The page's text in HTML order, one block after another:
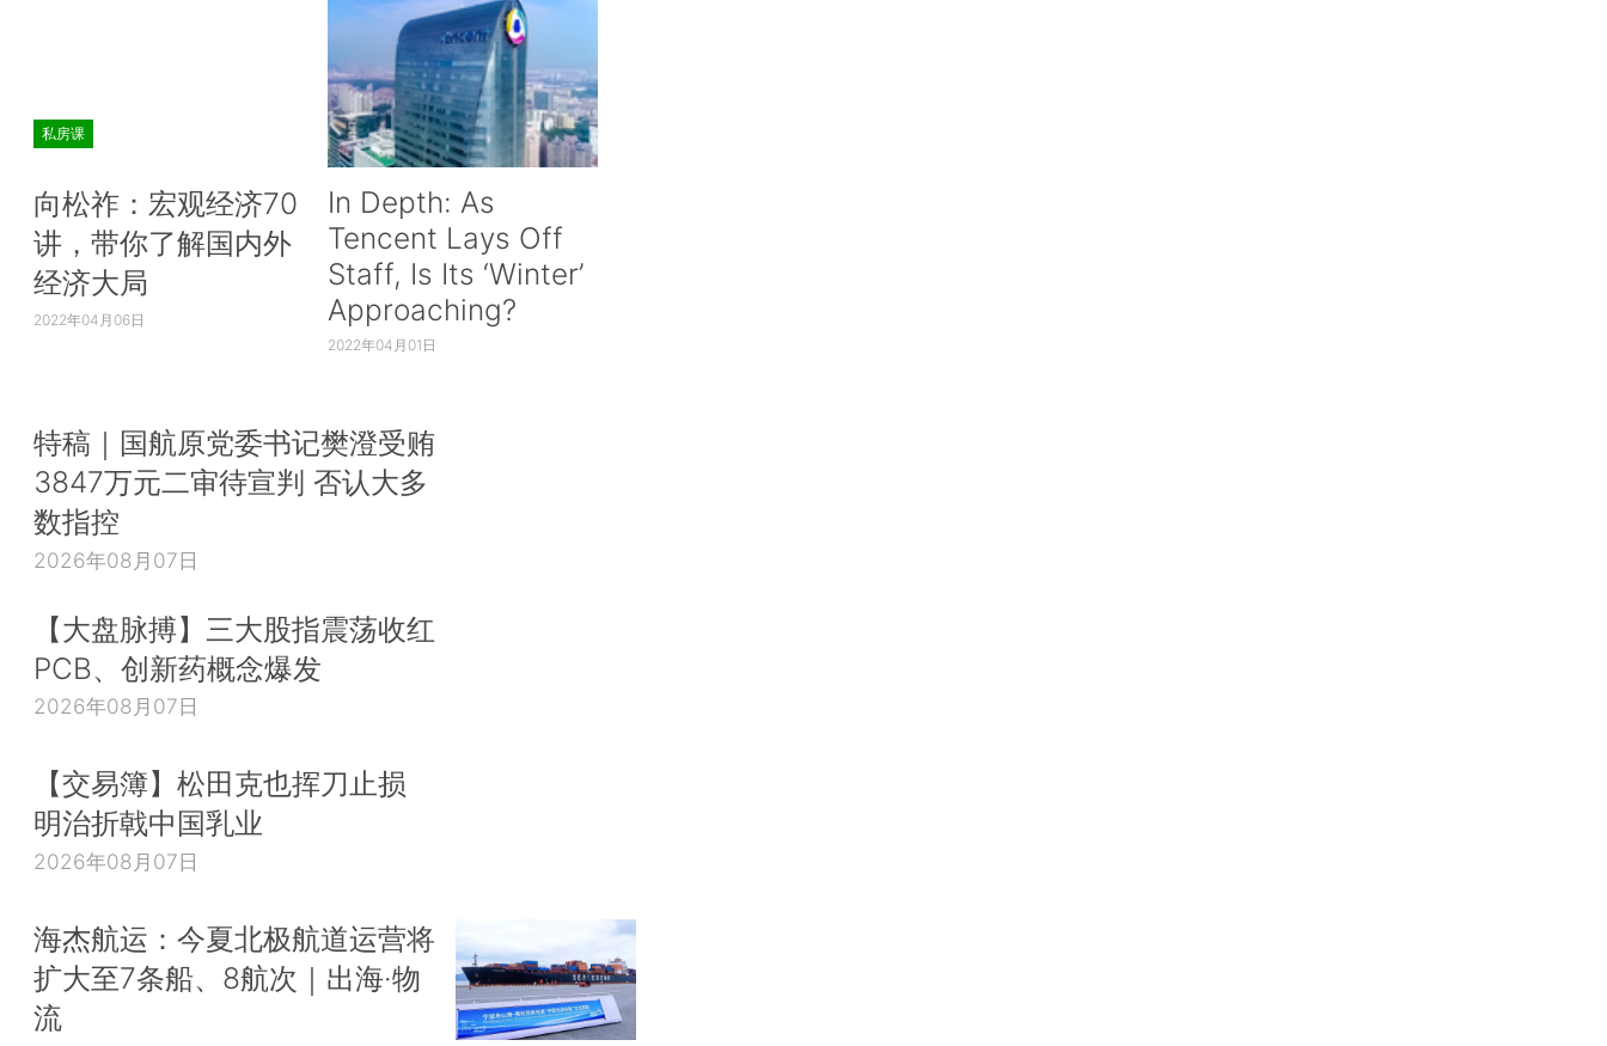
私房课
向松祚：宏观经济70
讲，带你了解国内外
经济大局
2022年04月06日
In Depth: As
Tencent Lays Off
Staff, Is Its ‘Winter’
Approaching?
2022年04月01日
特稿｜国航原党委书记樊澄受贿
3847万元二审待宣判 否认大多
数指控
2026年08月07日
【大盘脉搏】三大股指震荡收红
PCB、创新药概念爆发
2026年08月07日
【交易簿】松田克也挥刀止损
明治折戟中国乳业
2026年08月07日
海杰航运：今夏北极航道运营将
扩大至7条船、8航次｜出海·物
流